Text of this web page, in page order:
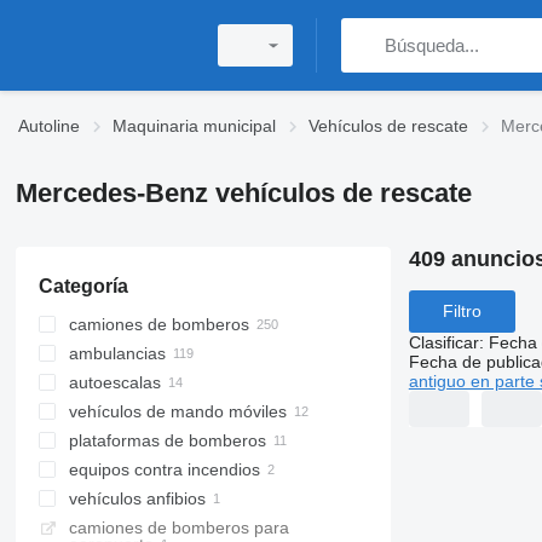
Autoline Maquinaria municipal Vehículos de rescate
Mercedes-Benz vehículos de rescate
Categoría
camiones de bomberos
ambulancias
autoescalas
vehículos de mando móviles
plataformas de bomberos
equipos contra incendios
vehículos anfibios
camiones de bomberos para
409
Filtro
Clasificar: Fecha
Fecha de
antiguo en parte